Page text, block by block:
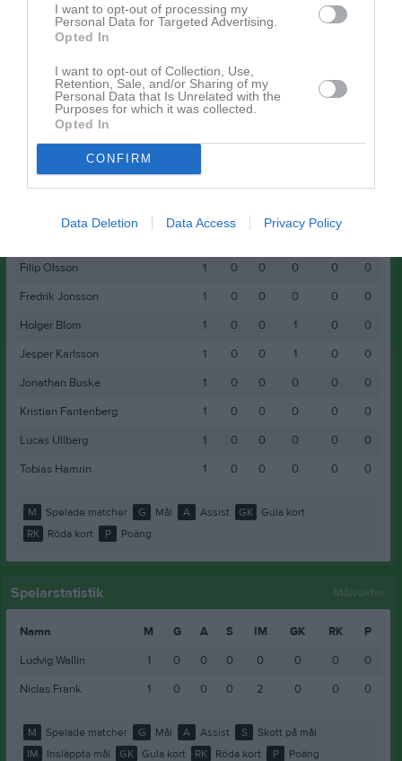
I want to opt-out of processing my
Personal Data for Targeted Advertising.
Opted In
I want to opt-out of Collection, Use,
Retention, Sale, and/or Sharing of my
Personal Data that Is Unrelated with the
Purposes for which it was collected.
Opted In
CONFIRM
Data Deletion Data Access Privacy Policy
Spelarstatistik Utespelare
M G
Gustav Ekvall
1 0 0 0
Nils Sved
Douglas Hellström
Filip Olsson
1 0 0 0 0
0
Fredrik Jonsson
1 0 0 0 0
0
Holger Blom
1 0 0 1 0
0
Jesper Karlsson
1 0 0 1 0
0
Jonathan Buske
1 0 0 0 0
0
Kristian Fantenberg
1 0 0 0 0
0
Lucas Ullberg
1 0 0 0 0
0
Tobias Hamrin
1 0 0 0 0 0
M Spelade matcher G Mål A Assist GK
Gula kort
RK
Röda kort P Poäng
Spelarstatistik Målvakter
Namn M G A S IM GK RK
P
Ludvig Wallin
1 0 0 0 0 0 0
0
Niclas Frank
1 0 0 0 2 0 0 0
M Spelade matcher G Mål A Assist S
Skott på mål
IM
Insläppta mål GK Gula kort RK Röda kort P Poäng